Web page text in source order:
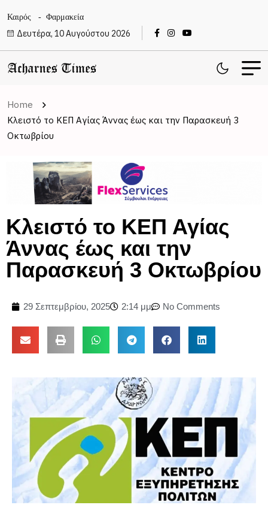
Καιρός Φαρμακεία
Δευτέρα, 10 Αυγούστου 2026
Home
Κλειστό το ΚΕΠ Αγίας Άννας έως και την Παρασκευή 3
Οκτωβρίου
Κλειστό το ΚΕΠ Αγίας
Άννας έως και την
Παρασκευή 3 Οκτωβρίου
29 Σεπτεμβρίου, 2025 2:14 μμ No Comments